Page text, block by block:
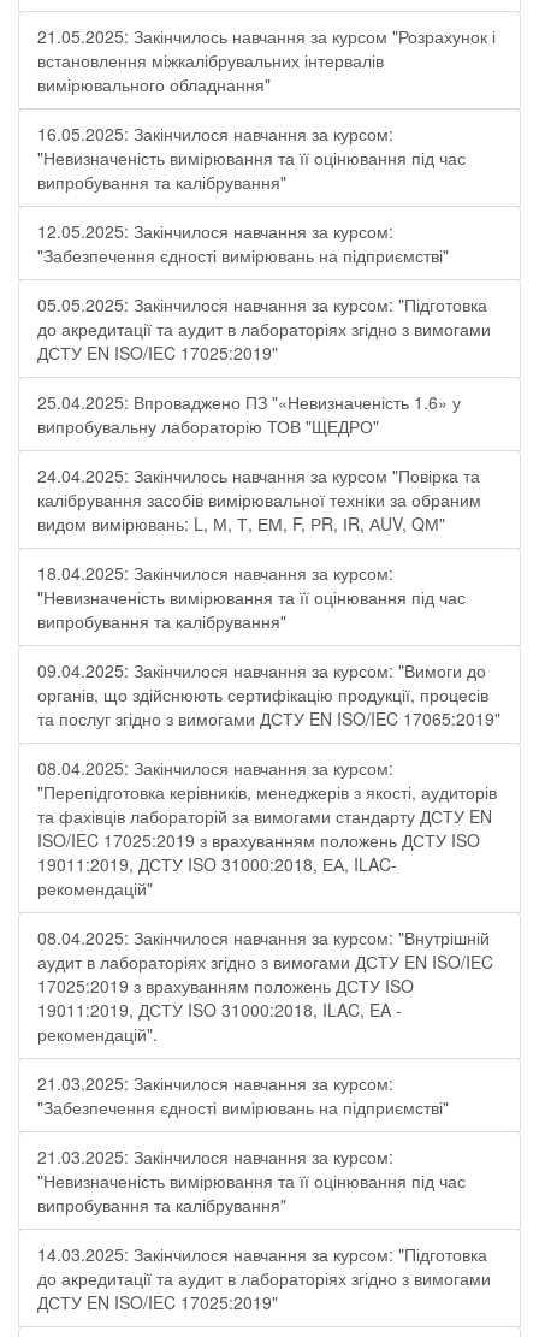
21.05.2025: Закінчилось навчання за курсом "Розрахунок і
встановлення міжкалібрувальних інтервалів
вимірювального обладнання"
16.05.2025: Закінчилося навчання за курсом:
"Невизначеність вимірювання та її оцінювання під час
випробування та калібрування"
12.05.2025: Закінчилося навчання за курсом:
"Забезпечення єдності вимірювань на підприємстві"
05.05.2025: Закінчилося навчання за курсом: "Підготовка
до акредитації та аудит в лабораторіях згідно з вимогами
ДСТУ EN ISO/IEC 17025:2019"
25.04.2025: Впроваджено ПЗ "«Невизначеність 1.6» у
випробувальну лабораторію ТОВ "ЩЕДРО"
24.04.2025: Закінчилось навчання за курсом "Повірка та
калібрування засобів вимірювальної техніки за обраним
видом вимірювань: L, М, Т, ЕМ, F, РR, ІR, АUV, QМ"
18.04.2025: Закінчилося навчання за курсом:
"Невизначеність вимірювання та її оцінювання під час
випробування та калібрування"
09.04.2025: Закінчилося навчання за курсом: "Вимоги до
органів, що здійснюють сертифікацію продукції, процесів
та послуг згідно з вимогами ДСТУ EN ISO/IEC 17065:2019"
08.04.2025: Закінчилося навчання за курсом:
"Перепідготовка керівників, менеджерів з якості, аудиторів
та фахівців лабораторій за вимогами стандарту ДСТУ EN
ISO/IEC 17025:2019 з врахуванням положень ДСТУ ISO
19011:2019, ДСТУ ISO 31000:2018, ЕА, ILAC-
рекомендацій"
08.04.2025: Закінчилося навчання за курсом: "Внутрішній
аудит в лабораторіях згідно з вимогами ДСТУ EN ISO/IEC
17025:2019 з врахуванням положень ДСТУ ISO
19011:2019, ДСТУ ISO 31000:2018, ILAC, EA -
рекомендацій".
21.03.2025: Закінчилося навчання за курсом:
"Забезпечення єдності вимірювань на підприємстві"
21.03.2025: Закінчилося навчання за курсом:
"Невизначеність вимірювання та її оцінювання під час
випробування та калібрування"
14.03.2025: Закінчилося навчання за курсом: "Підготовка
до акредитації та аудит в лабораторіях згідно з вимогами
ДСТУ EN ISO/IEC 17025:2019"